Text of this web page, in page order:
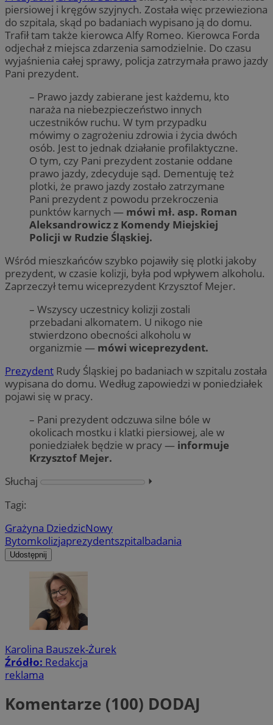
piersiowej i kręgów szyjnych. Została więc przewieziona
do szpitala, skąd po badaniach wypisano ją do domu.
Trafił tam także kierowca Alfy Romeo. Kierowca Forda
odjechał z miejsca zdarzenia samodzielnie. Do czasu
wyjaśnienia całej sprawy, policja zatrzymała prawo jazdy
Pani prezydent.
– Prawo jazdy zabierane jest każdemu, kto
naraża na niebezpieczeństwo innych
uczestników ruchu. W tym przypadku
mówimy o zagrożeniu zdrowia i życia dwóch
osób. Jest to jednak działanie profilaktyczne.
O tym, czy Pani prezydent zostanie oddane
prawo jazdy, zdecyduje sąd. Dementuję też
plotki, że prawo jazdy zostało zatrzymane
Pani prezydent z powodu przekroczenia
punktów karnych — mówi mł. asp. Roman
Aleksandrowicz z Komendy Miejskiej
Policji w Rudzie Śląskiej.
Wśród mieszkańców szybko pojawiły się plotki jakoby
prezydent, w czasie kolizji, była pod wpływem alkoholu.
Zaprzeczył temu wiceprezydent Krzysztof Mejer.
– Wszyscy uczestnicy kolizji zostali
przebadani alkomatem. U nikogo nie
stwierdzono obecności alkoholu w
organizmie — mówi wiceprezydent.
Prezydent Rudy Śląskiej po badaniach w szpitalu została
wypisana do domu. Według zapowiedzi w poniedziałek
pojawi się w pracy.
– Pani prezydent odczuwa silne bóle w
okolicach mostku i klatki piersiowej, ale w
poniedziałek będzie w pracy — informuje
Krzysztof Mejer.
Słuchaj
⏵︎
Tagi:
Grażyna DziedzicNowy
Bytomkolizjaprezydentszpitalbadania
Udostępnij
Karolina Bauszek-Żurek
Źródło: Redakcja
reklama
Komentarze (100) DODAJ